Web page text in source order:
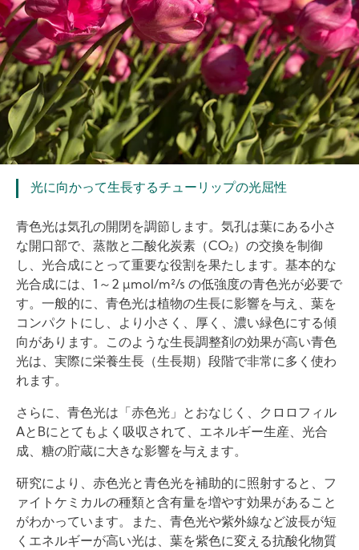
光に向かって生長するチューリップの光屈性
青色光は気孔の開閉を調節します。気孔は葉にある小さ
な開口部で、蒸散と二酸化炭素（CO₂）の交換を制御
し、光合成にとって重要な役割を果たします。基本的な
光合成には、1～2 µmol/m²/s の低強度の青色光が必要で
す。一般的に、青色光は植物の生長に影響を与え、葉を
コンパクトにし、より小さく、厚く、濃い緑色にする傾
向があります。このような生長調整剤の効果が高い青色
光は、実際に栄養生長（生長期）段階で非常に多く使わ
れます。
さらに、青色光は「赤色光」とおなじく、クロロフィル
AとBにとてもよく吸収されて、エネルギー生産、光合
成、糖の貯蔵に大きな影響を与えます。
研究により、赤色光と青色光を補助的に照射すると、フ
ァイトケミカルの種類と含有量を増やす効果があること
がわかっています。また、青色光や紫外線など波長が短
くエネルギーが高い光は、葉を紫色に変える抗酸化物質